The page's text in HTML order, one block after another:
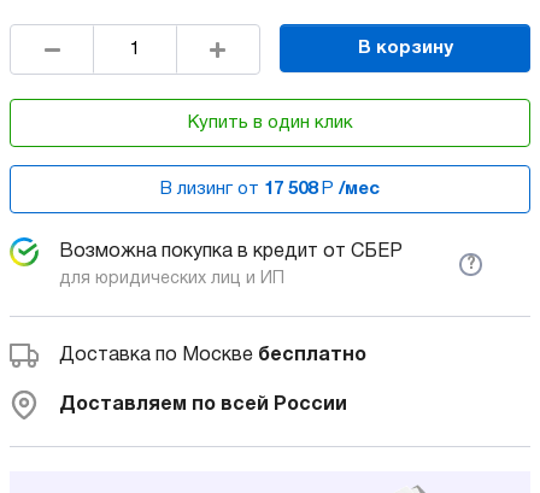
В корзину
Купить в один клик
В лизинг от 17 508 Р /мес
Возможна покупка в кредит от СБЕР
для юридических лиц и ИП
?
Доставка по Москве бесплатно
Доставляем по всей России